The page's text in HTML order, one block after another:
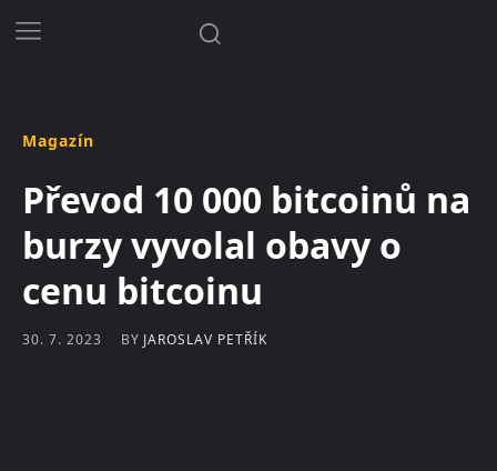
Magazín
Převod 10 000 bitcoinů na
burzy vyvolal obavy o
cenu bitcoinu
30. 7. 2023 BY JAROSLAV PETŘÍK